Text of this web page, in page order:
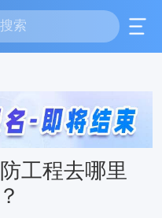
工程去哪里